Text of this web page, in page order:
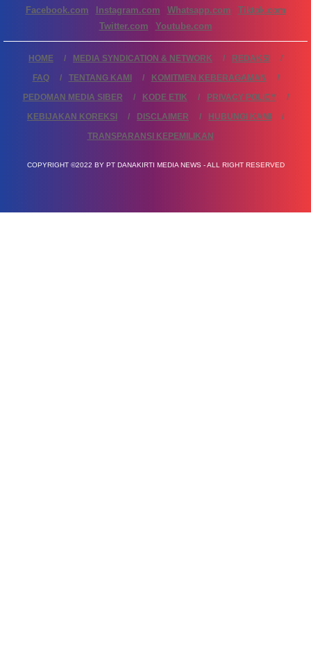
Facebook.com
Instagram.com Whatsapp.com
Tiktok.com
Twitter.com
Youtube.com
HOME MEDIA SYNDICATION & NETWORK
REDAKSI
FAQ
TENTANG KAMI
KOMITMEN KEBERAGAMAN
PEDOMAN MEDIA SIBER
KODE ETIK
PRIVACY POLICY
KEBIJAKAN KOREKSI
DISCLAIMER
HUBUNGI KAMI
TRANSPARANSI KEPEMILIKAN
COPYRIGHT ©2022 BY PT DANAKIRTI MEDIA NEWS - ALL RIGHT RESERVED